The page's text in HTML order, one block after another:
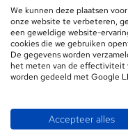
Bekijk product
We kunnen deze plaatsen
onze website te verbeteren,
een geweldige website-
cookies die we gebruiken
De gegevens worden
het meten van de effectiviteit
worden gedeeld met Google
Accepteer alles